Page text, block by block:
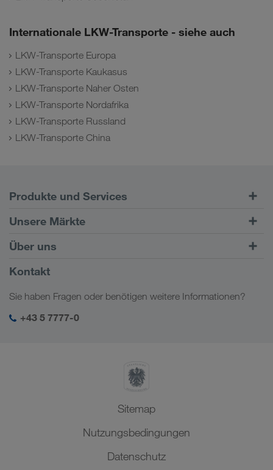
Internationale LKW-Transporte - siehe auch
LKW-Transporte Europa
LKW-Transporte Kaukasus
LKW-Transporte Naher Osten
LKW-Transporte Nordafrika
LKW-Transporte Russland
LKW-Transporte China
Produkte und Services
Straßentransporte
Kundenportal CONNECT
Digitale Lösungen
Branchenlösungen
Unsere Märkte
Europa
Kaukasus
Zentralasien
Naher Osten
Über uns
Firmeninformation
Soziale Verantwortung
SHEQ-Management
Kontakt
Sie haben Fragen oder benötigen weitere Informationen?
+43 5 7777-0
Sitemap
Nutzungsbedingungen
Datenschutz